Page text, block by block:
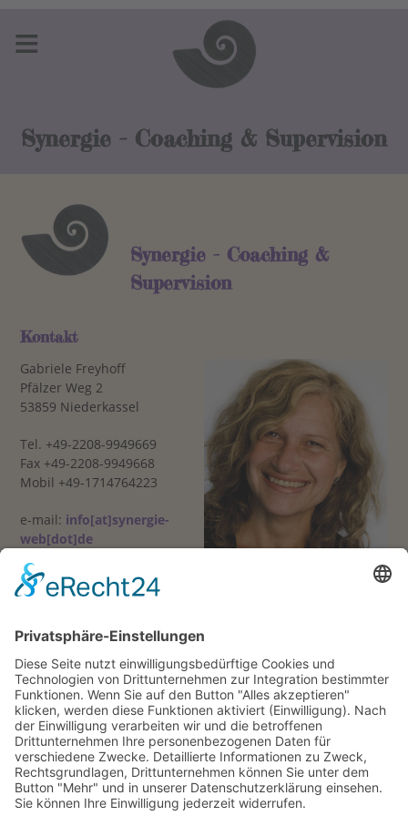
Synergie - Coaching & Supervision
≡
Synergie - Coaching &
Supervision
Kontakt
Gabriele Freyhoff
Pfälzer Weg 2
53859 Niederkassel
Tel. +49-2208-9949669
Fax +49-2208-9949668
Mobil +49-1714764223
e-mail: info[at]synergie-
web[dot]de
Coaching und integrative Supervision in Bonn, Köln und im
Team oder Einzelperson
bei Teamkonflikten, zur Konfliktbewältigung oder für eine
verbesserte Teamkommunikation,
für Fallsupervisionen,
bei Burnout und Stressbewältigung,
bei Veränderungen und Neuorientierung in Ihrem
Beruf/Leben
für eine gesündere Work-Life-Balance